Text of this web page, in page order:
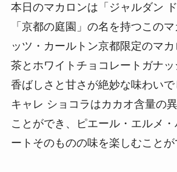
本日のマカロンは「ジャルダン
「京都の庭園」の名を持つこの
ッツ・カールトン京都限定のマ
茶とホワイトチョコレートガナ
香ばしさと甘さが絶妙な味わいで
キャレ ショコラはカカオ含量の
ことができ、ピエール・エルメ
ートそのものの味を楽しむことが